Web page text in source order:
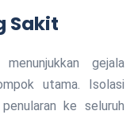
Sakit
gejala
utama. Isolasi
ke seluruh